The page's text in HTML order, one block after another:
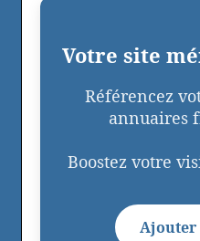
Votre site
Référencez
annuaires
Boostez votre
Ajouter